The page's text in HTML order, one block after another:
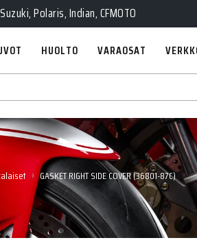
Polaris, Indian, CFMOTO
HUOLTO VARAOSAT
› GASKET RIGHT SIDE COVER (36801-87C)